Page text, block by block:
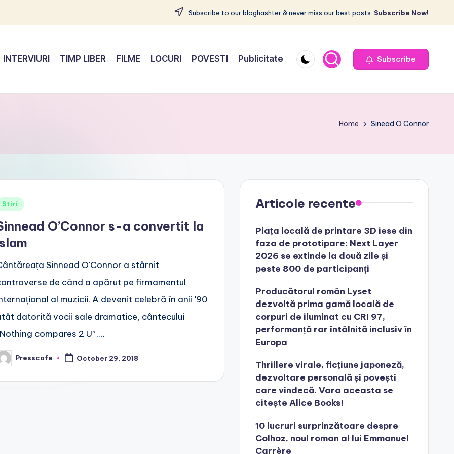
Subscribe to our bloghashter & never miss our best posts. Subscribe Now!
INTERVIURI TIMP LIBER FILME LOCURI POVESTI Publicitate Subscribe
Home Sinead O Connor
Stiri
O’Connor s-a convertit la
Sinnead O'Connor a stârnit
de când a apărut pe firmamentul
al muzicii. A devenit celebră în anii '90
datorită vocii sale dramatice, cântecului
compares 2 U”,…
Presscafe October 29, 2018
Articole recente
Piața locală de printare 3D iese din
faza de prototipare: Next Layer
2026 se extinde la două zile și
peste 800 de participanți
Producătorul român Lyset
dezvoltă prima gamă locală de
corpuri de iluminat cu CRI 97,
performanță rar întâlnită inclusiv în
Europa
Thrillere virale, ficțiune japoneză,
dezvoltare personală și povești
care vindecă. Vara aceasta se
citește Alice Books!
10 lucruri surprinzătoare despre
Colhoz, noul roman al lui Emmanuel
Carrère